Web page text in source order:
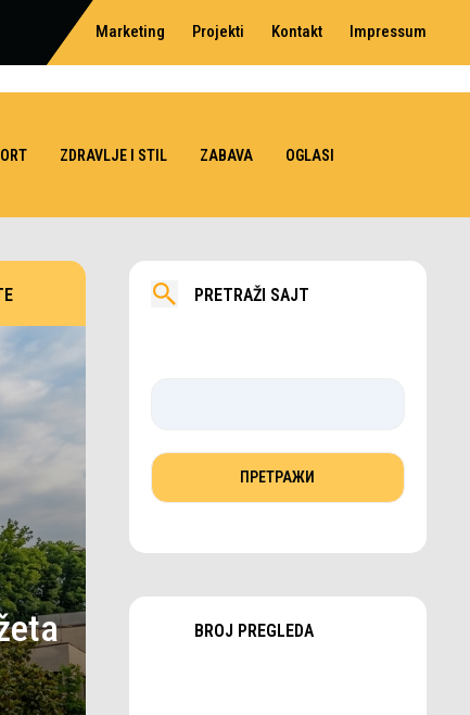
Marketing Projekti Kontakt Impressum
ZDRAVLJE I STIL ZABAVA OGLASI
PRETRAŽI SAJT
BROJ PREGLEDA